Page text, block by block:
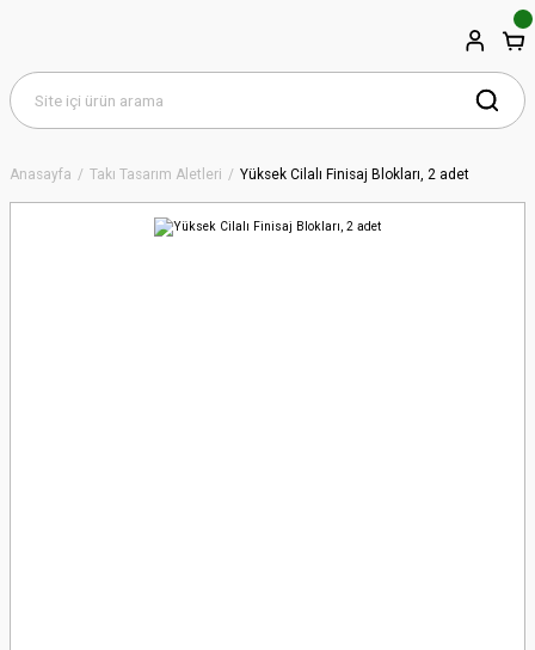
Anasayfa Takı Tasarım Aletleri Yüksek Cilalı Finisaj Blokları, 2 adet